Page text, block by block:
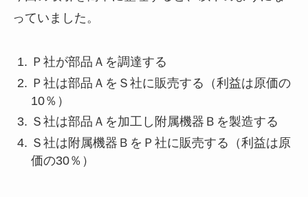
っていました。
Ｐ社が部品Ａを調達する
Ｐ社は部品ＡをＳ社に販売する（利益は原価の
10％）
Ｓ社は部品Ａを加工し附属機器Ｂを製造する
Ｓ社は附属機器ＢをＰ社に販売する（利益は原
価の30％）